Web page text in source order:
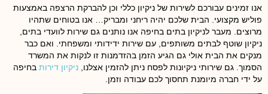
אנו זמינים עבורכם לשירות של ניקיון כללי וכן להברקת הרצפה באמצעות
פוליש מקצועי. הבית שלכם יהיה ריחני ומבריק… אנו בטוחים שתהיו
מרוצים. מעבר לניקיון בתים בחיפה אנו נותנים גם שירות לוועדי בתים,
ניקיון שוטף לבתים משותפים, עם שירות ידידותי ומשפחתי. ואם כבר
מנקים את הבית אולי גם הגיע הזמן בהזדמנות זו לנקות את המשרד
הסמוך. גם שירותי ניקיונות לפסח ניתן להזמין אצלנו, ניקיון דירות בחיפה
על ידי חברה מיומנת תחסוך לכם עבודה וזמן.